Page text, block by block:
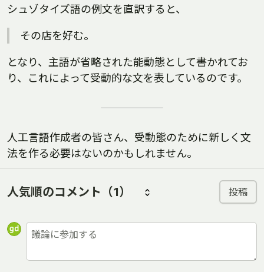
シュゾタイズ語の例文を直訳すると、
その店を好む。
となり、主語が省略された能動態として書かれてお
り、これによって受動的な文を表しているのです。
人工言語作成者の皆さん、受動態のために新しく文
法を作る必要はないのかもしれません。
人気順のコメント （1） 投稿